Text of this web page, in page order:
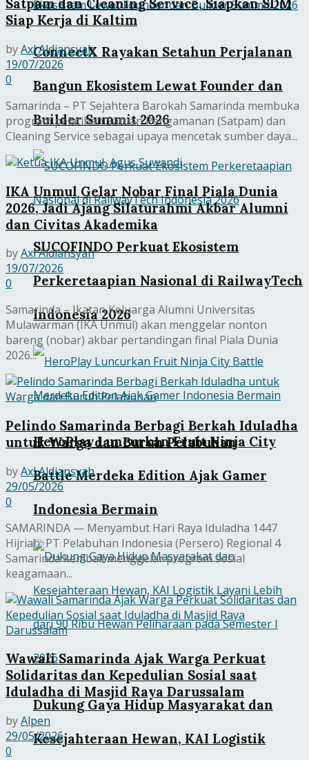
ConnectX Rayakan Setahun Perjalanan
Bangun Ekosistem Lewat Founder dan
Builder Summit 2026
SUCOFINDO Perkuat Ekosistem
Perkeretaapian Nasional di RailwayTech
Indonesia 2026
HeroPlay Luncurkan Fruit Ninja City
Battle Merdeka Edition Ajak Gamer
Indonesia Bermain
Dukung Gaya Hidup Masyarakat dan
Kesejahteraan Hewan, KAI Logistik
Satpam dan Cleaning Service, Siapkan SDM
Siap Kerja di Kaltim
byAxl Aldiansyah
19/07/2026
0
Samarinda – PT Sejahtera Barokah Samarinda membuka
program pelatihan Satuan Pengamanan (Satpam) dan
Cleaning Service sebagai upaya mencetak sumber daya...
IKA Unmul Gelar Nobar Final Piala Dunia
2026, Jadi Ajang Silaturahmi Akbar Alumni
dan Civitas Akademika
byAxl Aldiansyah
19/07/2026
0
Samarinda – Ikatan Keluarga Alumni Universitas
Mulawarman (IKA Unmul) akan menggelar nonton
bareng (nobar) akbar pertandingan final Piala Dunia
2026...
Pelindo Samarinda Berbagi Berkah Iduladha
untuk Warga dan Buruh Pelabuhan
byAxl Aldiansyah
29/05/2026
0
SAMARINDA — Menyambut Hari Raya Iduladha 1447
Hijriah, PT Pelabuhan Indonesia (Persero) Regional 4
Samarinda kembali menggelar program sosial
keagamaan...
Wawali Samarinda Ajak Warga Perkuat
Solidaritas dan Kepedulian Sosial saat
Iduladha di Masjid Raya Darussalam
byAlpen
29/05/2026
0